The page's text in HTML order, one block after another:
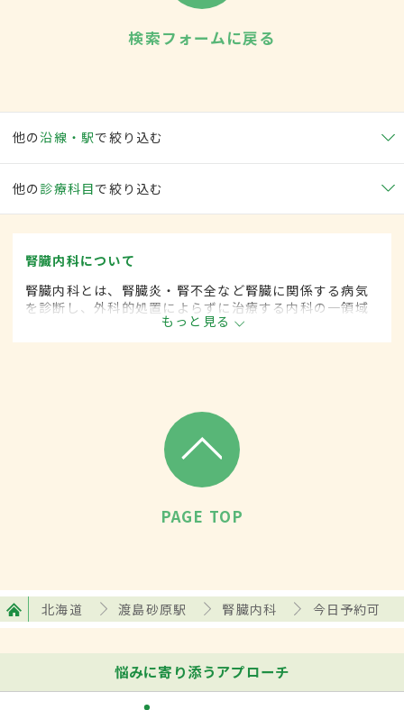
検索フォームに戻る
他の沿線・駅で絞り込む
他の 診療科目で絞り込む
腎臓内科について
腎臓内科とは、腎臓炎・腎不全など腎臓に関係する病気
を診断し、外科的処置によらずに治療する内科の一領域
もっと見る
PAGE TOP
北海道 渡島砂原駅 腎臓内科 今日予約可
悩みに寄り添うアプローチ